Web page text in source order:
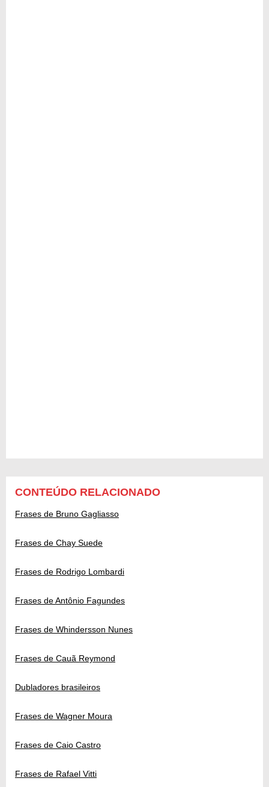
CONTEÚDO RELACIONADO
Frases de Bruno Gagliasso
Frases de Chay Suede
Frases de Rodrigo Lombardi
Frases de Antônio Fagundes
Frases de Whindersson Nunes
Frases de Cauã Reymond
Dubladores brasileiros
Frases de Wagner Moura
Frases de Caio Castro
Frases de Rafael Vitti